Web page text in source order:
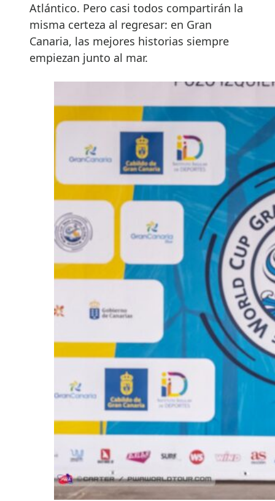
Atlántico. Pero casi todos compartirán la
misma certeza al regresar: en Gran
Canaria, las mejores historias siempre
empiezan junto al mar.